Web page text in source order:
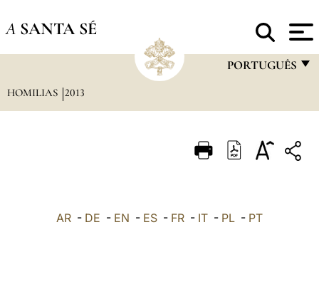
A SANTA SÉ
PORTUGUÊS
ITALIANO
HOMILIAS 2013
AR - DE - EN - ES - FR - IT - PL - PT